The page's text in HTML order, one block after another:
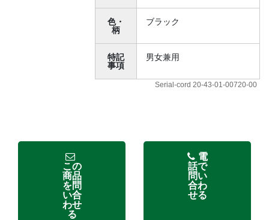
色・
柄
ブラック
特記
事項
男女兼用
Serial-cord 20-43-01-00720-00
この
商品
を問
い合
わせ
る
電
話で
問い
合わ
せる